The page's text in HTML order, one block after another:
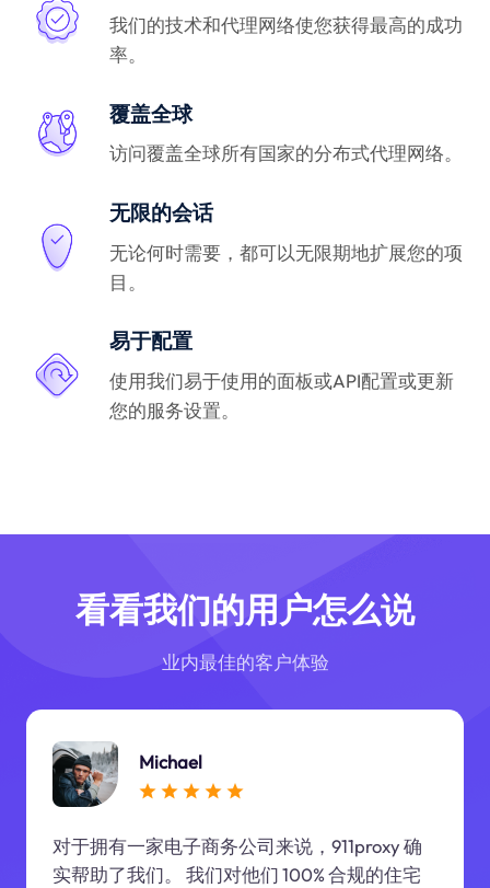
我们的技术和代理网络使您获得最高的成功
率。
覆盖全球
访问覆盖全球所有国家的分布式代理网络。
无限的会话
无论何时需要，都可以无限期地扩展您的项
目。
易于配置
使用我们易于使用的面板或API配置或更新
您的服务设置。
看看我们的用户怎么说
业内最佳的客户体验
Michael
对于拥有一家电子商务公司来说，911proxy 确
实帮助了我们。 我们对他们 100% 合规的住宅